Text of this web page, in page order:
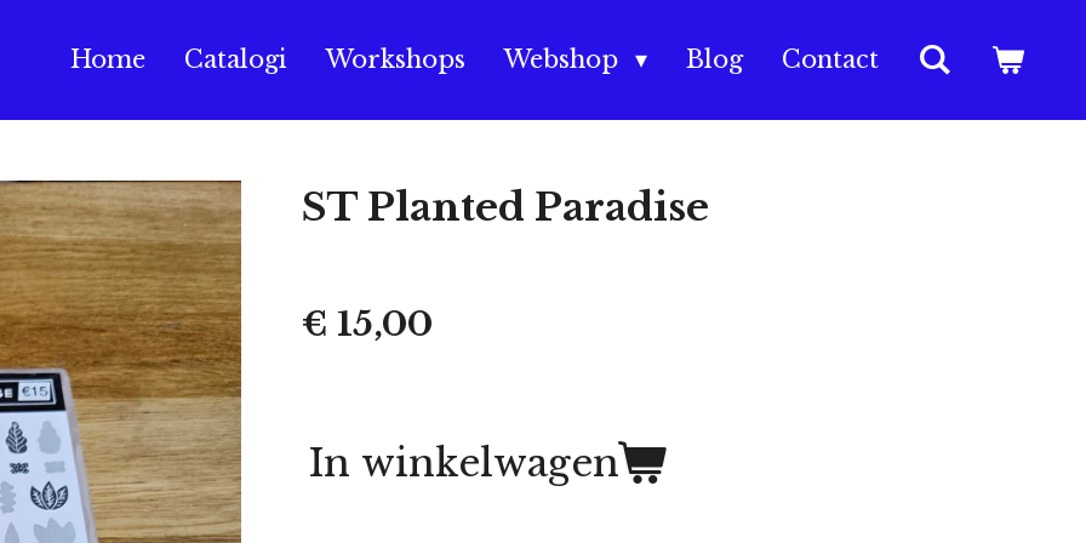
Home Catalogi Workshops Webshop Blog Contact
ST Planted Paradise
€ 15,00
In winkelwagen